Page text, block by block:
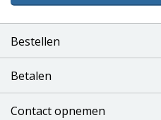
Bestellen
Betalen
Contact opnemen